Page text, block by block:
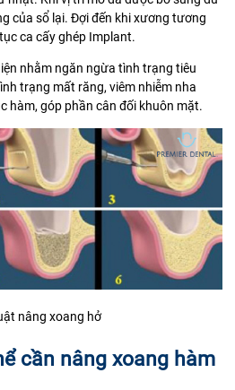
của sổ lại. Đợi đến khi xương tương
ca cấy ghép Implant.
nhằm ngăn ngừa tình trạng tiêu
trạng mất răng, viêm nhiễm nha
hàm, góp phần cân đối khuôn mặt.
nâng xoang hở
cần nâng xoang hàm